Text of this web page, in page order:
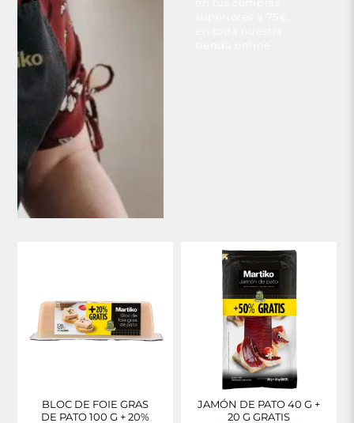
BLOC DE FOIE GRAS
DE PATO 100 G + 20%
JAMÓN DE PATO 40 G +
20 G GRATIS